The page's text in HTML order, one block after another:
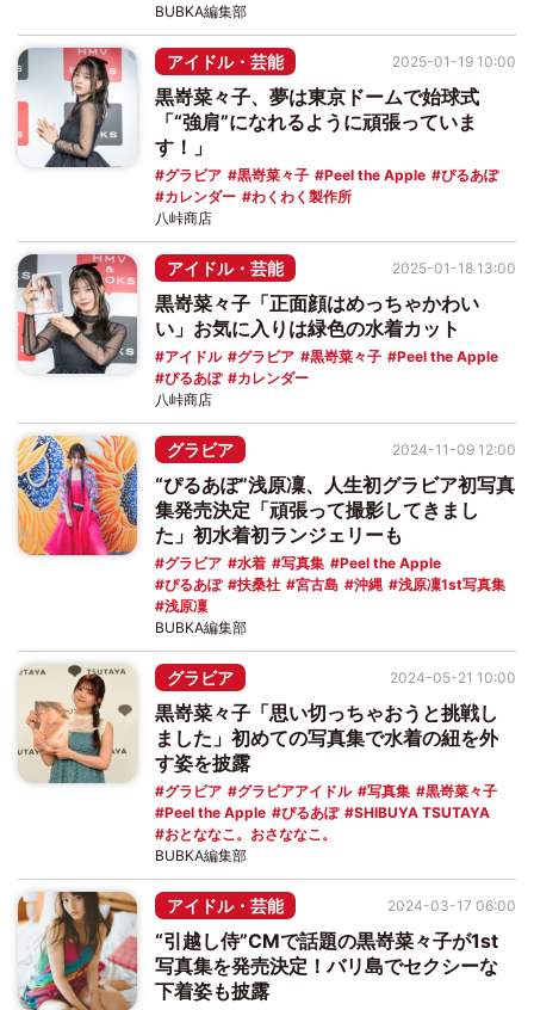
BUBKA編集部
アイドル・芸能
黒嵜菜々子、夢は東京ドームで始球式
「“強肩”になれるように頑張っていま
す！」
グラビア 黒嵜菜々子 Peel the Apple
ぴるあぽ
カレンダー
わくわく製作所
2025-01-19 10:00
八峠商店
アイドル・芸能
黒嵜菜々子「正面顔はめっちゃかわい
い」お気に入りは緑色の水着カット
アイドル グラビア 黒嵜菜々子
Peel the Apple
ぴるあぽ
カレンダー
2025-01-18 13:00
八峠商店
グラビア
“ぴるあぽ”浅原凜、人生初グラビア初写真
集発売決定「頑張って撮影してきまし
た」初水着初ランジェリーも
グラビア 水着 写真集
Peel the Apple
ぴるあぽ
扶桑社 宮古島 沖縄
浅原凜1st写真集
浅原凜
2024-11-09 12:00
BUBKA編集部
グラビア
黒嵜菜々子「思い切っちゃおうと挑戦し
ました」初めての写真集で水着の紐を外
す姿を披露
グラビア グラビアアイドル 写真集
黒嵜菜々子
Peel the Apple
ぴるあぽ
SHIBUYA TSUTAYA
おとななこ。おさななこ。
2024-05-21 10:00
BUBKA編集部
アイドル・芸能
“引越し侍”CMで話題の黒嵜菜々子が1st
写真集を発売決定！バリ島でセクシーな
下着姿も披露
2024-03-17 06:00